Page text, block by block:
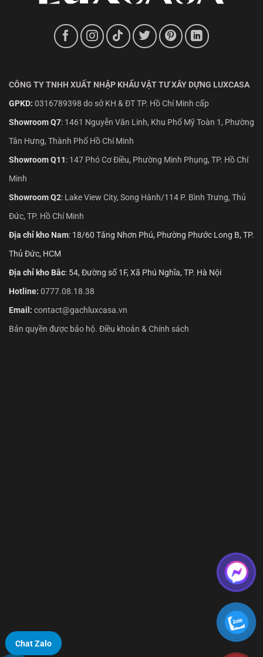
CÔNG TY TNHH XUẤT NHẬP KHẨU VẬT TƯ XÂY DỰNG LUXCASA
GPKD: 0316789398 do sở KH & ĐT TP. Hồ Chí Minh cấp
Showroom Q7: 1461 Nguyễn Văn Linh, Khu Phố Mỹ Toàn 1, Phường
Tân Hưng, Thành Phố Hồ Chí Minh
Showroom Q11: 147 Phó Cơ Điều, Phường Minh Phụng, TP. Hồ Chí
Minh
Showroom Q2: Lake View City, Song Hành/114 P. Bình Trưng, Thủ
Đức, TP. Hồ Chí Minh
Địa chỉ kho Nam: 18/60 Tăng Nhơn Phú, Phường Phước Long B, TP.
Thủ Đức, HCM
Địa chỉ kho Bắc: 54, Đường số 1F, Xã Phú Nghĩa, TP. Hà Nội
Hotline: 0777.08.18.38
Email: contact@gachluxcasa.vn
Bản quyền được bảo hộ. Điều khoản & Chính sách
Chat Zalo